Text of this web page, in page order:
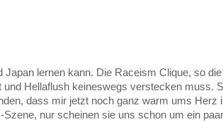
lernen kann. Die Raceism Clique, so die
Hellaflush keineswegs verstecken muss.
dass mir jetzt noch ganz warm ums Herz
nur scheinen sie uns schon um ein